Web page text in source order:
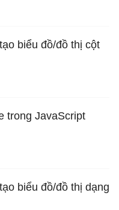
biểu đồ/đồ thị cột
trong JavaScript
biểu đồ/đồ thị dạng